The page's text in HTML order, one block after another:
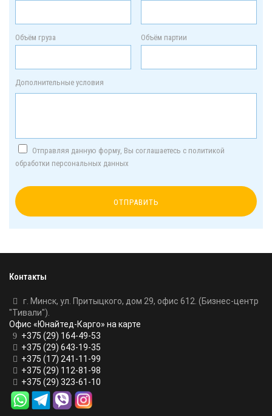
Объём груза Объём партии
Дополнительные условия
Отправляя данную форму, Вы соглашаетесь с политикой
обработки персональных данных
Контакты
г. Минск, ул. Притыцкого, дом 29, офис 612. (Бизнес-центр
"Тивали").
Офис «Юнайтед-Карго» на карте
+375 (29) 164-49-53
+375 (29) 643-19-35
+375 (17) 241-11-99
+375 (29) 112-81-98
+375 (29) 323-61-10